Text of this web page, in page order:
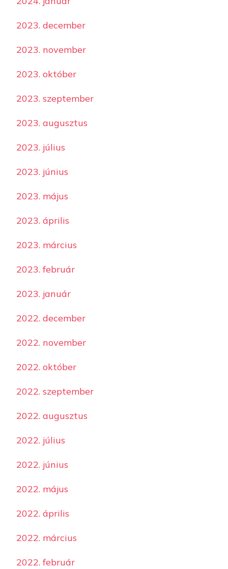
2023. december
2023. november
2023. október
2023. szeptember
2023. augusztus
2023. július
2023. június
2023. május
2023. április
2023. március
2023. február
2023. január
2022. december
2022. november
2022. október
2022. szeptember
2022. augusztus
2022. július
2022. június
2022. május
2022. április
2022. március
2022. február